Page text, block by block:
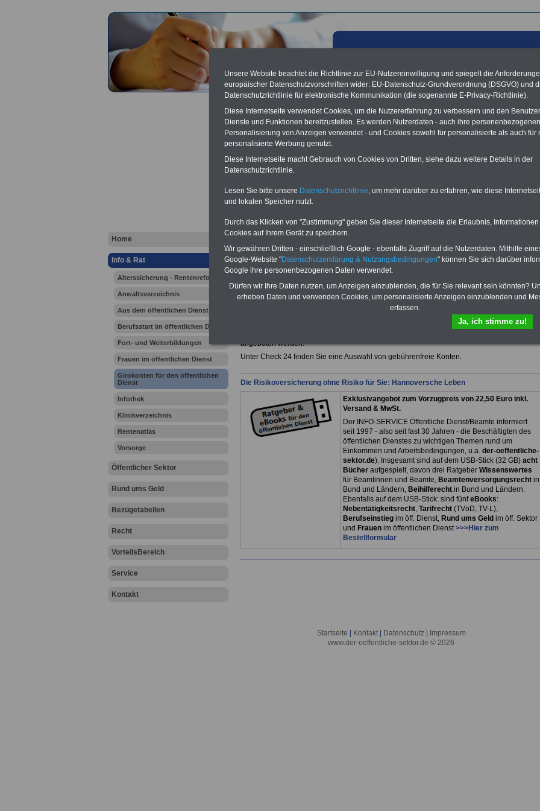
Home
Info & Rat
Alterssicherung - Rentenreform
Anwaltsverzeichnis
Aus dem öffentlichen Dienst
Berufsstart im öffentlichen Dienst
Fort- und Weiterbildungen
Frauen im öffentlichen Dienst
Girokonten für den öffentlichen
Dienst
Infothek
Klinikverzeichnis
Rentenatlas
Vorsorge
Öffentlicher Sektor
Rund ums Geld
Bezügetabellen
Recht
VorteilsBereich
Service
Kontakt
Gebührenfreie Konten
öffentlichen Dienst
Berufsunfähigkeitsabsicherung
Krankenzusatzversicherung
-
Online-Vergleich Gesetzliche
Krankenkassen-
Zahnzusatzversicherung-
Ihr Berufsunfähigkeitsschutz - Für den Fall der Fälle: Hannoversche Leben
angeboten werden.
Unter Check 24 finden Sie eine Auswahl von gebührenfreie Konten.
Die Risikoversicherung ohne Risiko für Sie: Hannoversche Leben
Exklusivangebot zum Vorzugpreis von 22,50 Euro inkl.
Versand & MwSt.
Der INFO-SERVICE Öffentliche Dienst/Beamte informiert
seit 1997 - also seit fast 30 Jahren - die Beschäftigten des
öffentlichen Dienstes zu wichtigen Themen rund um
Einkommen und Arbeitsbedingungen, u.a. der-oeffentliche-
sektor.de). Insgesamt sind auf dem USB-Stick (32 GB) acht
Bücher aufgespielt, davon drei Ratgeber Wissenswertes
für Beamtinnen und Beamte, Beamtenversorgungsrechtin
Bund und Ländern, Beihilferecht.in Bund und Ländern.
Ebenfalls auf dem USB-Stick: sind fünfeBooks:
Nebentätigkeitsrecht, Tarifrecht(TVöD, TV-L),
Berufseinstiegim öff. Dienst, Rund ums Geld im öff. Sektor
und Frauenim öffentlichen Dienst>>>Hier zum
Bestellformular
Startseite Kontakt Datenschutz
Impressum
www.der-oeffentliche-sektor.de © 2026
Unsere Website beachtet die Richtlinie zur EU-Nutzereinwilligung und spiegelt die
europäischer Datenschutzvorschriften wider: EU-Datenschutz-Grundverordnung (DSGVO) und
Datenschutzrichtlinie für elektronische Kommunikation (die sogenannte E-Privacy-Richtlinie).
Diese Internetseite verwendet Cookies, um die Nutzererfahrung zu verbessern und den
Dienste und Funktionen bereitzustellen. Es werden Nutzerdaten - auch ihre
Personalisierung von Anzeigen verwendet - und Cookies sowohl für personalisierte als auch für
personalisierte Werbung genutzt.
Diese Internetseite macht Gebrauch von Cookies von Dritten, siehe dazu weitere Details in der
Datenschutzrichtlinie.
Lesen Sie bitte unsere Datenschutzrichtlinie, um mehr darüber zu erfahren, wie diese
und lokalen Speicher nutzt.
Durch das Klicken von "Zustimmung" geben Sie dieser Internetseite die Erlaubnis,
Cookies auf Ihrem Gerät zu speichern.
Wir gewähren Dritten - einschließlich Google - ebenfalls Zugriff auf die Nutzerdaten. Mithilfe
Google-Website "Datenschutzerklärung & Nutzungsbedingungen" können Sie sich darüber
Google ihre personenbezogenen Daten verwendet.
Dürfen wir Ihre Daten nutzen, um Anzeigen einzublenden, die für Sie relevant sein könnten?
erheben Daten und verwenden Cookies, um personalisierte Anzeigen einzublenden und
erfassen.
Ja, ich stimme zu!